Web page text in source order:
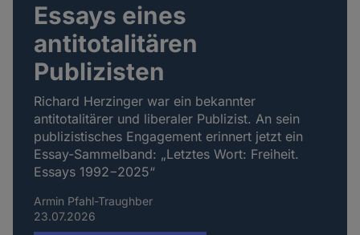
Essays eines
antitotalitären
Publizisten
Richard Herzinger war ein bekannter
antitotalitärer und liberaler Publizist. An sein
publizistisches Engagement erinnert jetzt ein
Essay-Sammelband: „Letztes Wort: Freiheit.
Essays 1992−2025“
Armin Pfahl-Traughber
23.07.2026